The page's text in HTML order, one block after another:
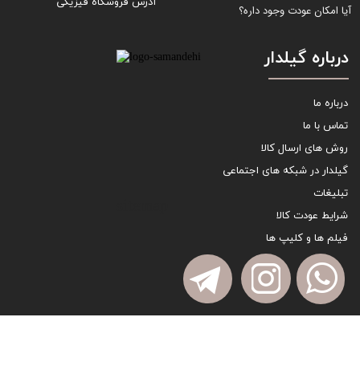
آیا امکان عودت وجود داره؟
درباره گیلدار
درباره ما
تماس با ما
روش های ارسال کالا
گیلدار در شبکه های اجتماعی
تبلیغات
شرایط عودت کالا
فیلم ها و کلیپ ها